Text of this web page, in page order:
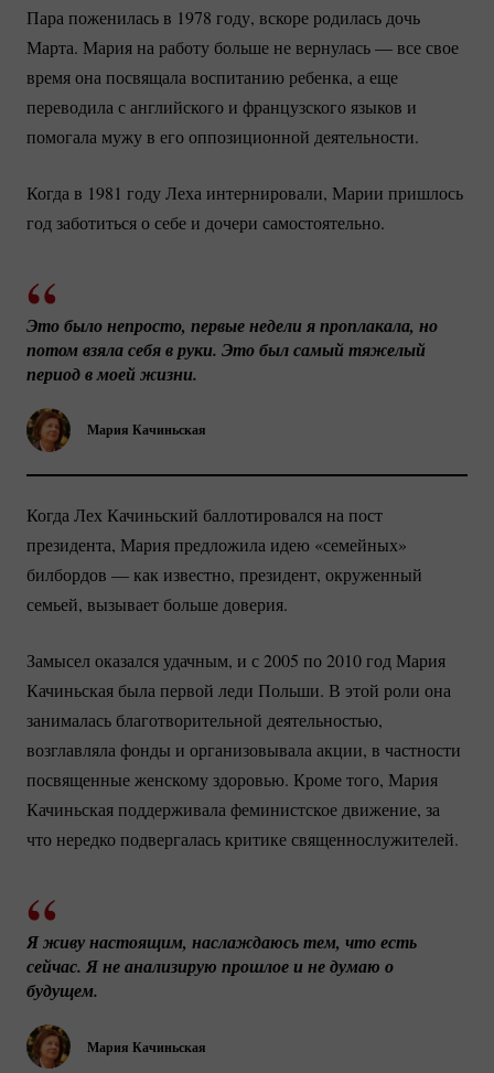
Пара поженилась в 1978 году, вскоре родилась дочь
Марта. Мария на работу больше не вернулась — все свое
время она посвящала воспитанию ребенка, а еще
переводила с английского и французского языков и
помогала мужу в его оппозиционной деятельности.
Когда в 1981 году Леха интернировали, Марии пришлось
год заботиться о себе и дочери самостоятельно.
Мария Качиньская
Это было непросто, первые недели я проплакала, но
потом взяла себя в руки. Это был самый тяжелый
период в моей жизни.
Когда Лех Качиньский баллотировался на пост
президента, Мария предложила идею «семейных»
билбордов — как известно, президент, окруженный
семьей, вызывает больше доверия.
Замысел оказался удачным, и с 2005 по 2010 год Мария
Качиньская была первой леди Польши. В этой роли она
занималась благотворительной деятельностью,
возглавляла фонды и организовывала акции, в частности
посвященные женскому здоровью. Кроме того, Мария
Качиньская поддерживала феминистское движение, за
что нередко подвергалась критике священнослужителей.
Мария Качиньская
Я живу настоящим, наслаждаюсь тем, что есть
сейчас. Я не анализирую прошлое и не думаю о
будущем.